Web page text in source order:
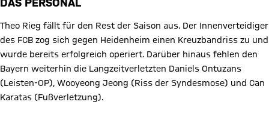
DAS PERSONAL
Theo Rieg fällt für den Rest der Saison aus. Der Innenverteidiger
des FCB zog sich gegen Heidenheim einen Kreuzbandriss zu und
wurde bereits erfolgreich operiert. Darüber hinaus fehlen den
Bayern weiterhin die Langzeitverletzten Daniels Ontuzans
(Leisten-OP), Wooyeong Jeong (Riss der Syndesmose) und Can
Karatas (Fußverletzung).